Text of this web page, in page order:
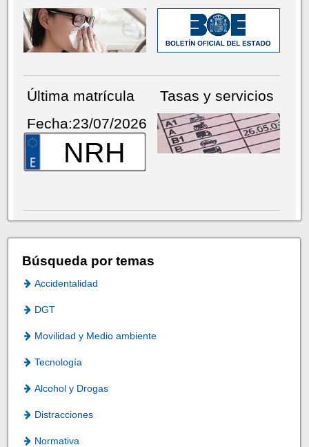
Última matrícula
Fecha:23/07/2026
NRH
Tasas y servicios
Búsqueda por temas
Accidentalidad
DGT
Movilidad y Medio ambiente
Tecnología
Alcohol y Drogas
Distracciones
Normativa